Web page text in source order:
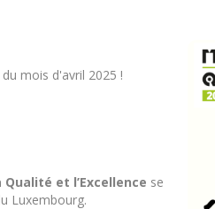
mois d'avril 2025 !
et l’Excellence se
Luxembourg.